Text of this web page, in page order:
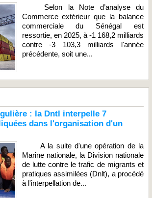
Selon la Note d’analyse du
Commerce extérieur que la balance
commerciale du Sénégal est
ressortie, en 2025, à -1 168,2 milliards
contre -3 103,3 milliards l'année
précédente, soit une...
: la Dntl interpelle 7
dans l'organisation d'un
A la suite d'une opération de la
Marine nationale, la Division nationale
de lutte contre le trafic de migrants et
pratiques assimilées (Dnlt), a procédé
à l'interpellation de...